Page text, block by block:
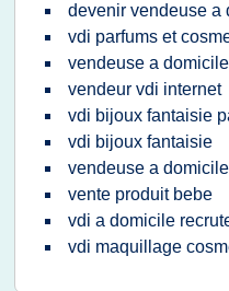
devenir vendeuse a
vdi parfums et
vendeuse a
vendeur vdi internet
vdi bijoux fantaisie
vdi bijoux fantaisie
vendeuse a
vente produit bebe
vdi a domicile
vdi maquillage